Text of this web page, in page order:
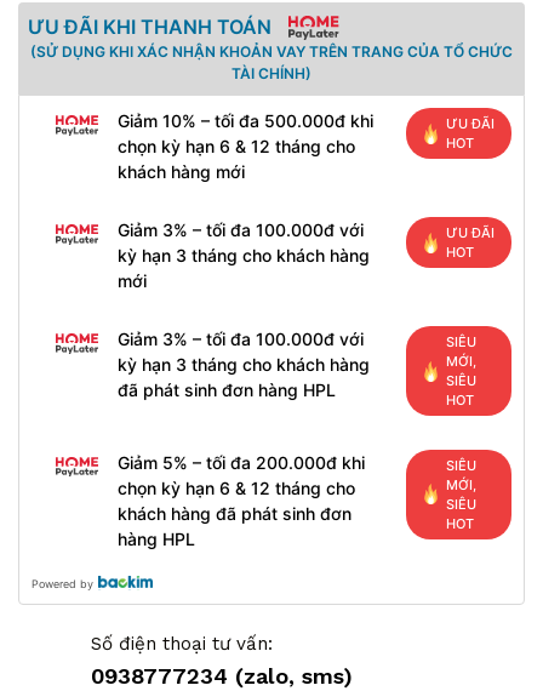
ƯU ĐÃI KHI THANH TOÁN
(SỬ DỤNG KHI XÁC NHẬN KHOẢN VAY TRÊN TRANG CỦA TỔ CHỨC
TÀI CHÍNH)
Giảm 10% – tối đa 500.000đ khi
chọn kỳ hạn 6 & 12 tháng cho
khách hàng mới
ƯU ĐÃI
HOT
Giảm 3% – tối đa 100.000đ với
kỳ hạn 3 tháng cho khách hàng
mới
ƯU ĐÃI
HOT
Giảm 3% – tối đa 100.000đ với
kỳ hạn 3 tháng cho khách hàng
đã phát sinh đơn hàng HPL
SIÊU
MỚI,
SIÊU
HOT
Giảm 5% – tối đa 200.000đ khi
chọn kỳ hạn 6 & 12 tháng cho
khách hàng đã phát sinh đơn
hàng HPL
SIÊU
MỚI,
SIÊU
HOT
Powered by
Số điện thoại tư vấn:
0938777234 (zalo, sms)